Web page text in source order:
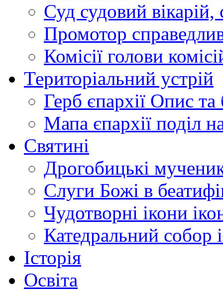
Суд судовий вікарій,
Промотор
Комісії голови
Територіальний устрій
Герб єпархії Опис та
Мапа єпархії поділ
Святині
Дрогобицькі
Слуги Божі в
Чудотворні ікони
Катедральний собор
Історія
Освіта